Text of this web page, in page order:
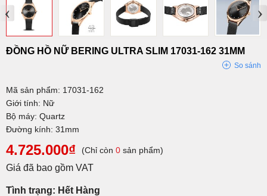
‹ ›
ĐỒNG HỒ NỮ BERING ULTRA SLIM 17031-162 31MM
So sánh
Mã sản phẩm: 17031-162
Giới tính: Nữ
Bộ máy: Quartz
Đường kính: 31mm
4.725.000₫ (Chỉ còn 0 sản phẩm)
Giá đã bao gồm VAT
Tình trạng: Hết Hàng